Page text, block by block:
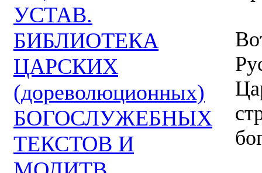
УСТАВ.
БИБЛИОТЕКА
ЦАРСКИХ
(дореволюционных)
БОГОСЛУЖЕБНЫХ
ТЕКСТОВ И